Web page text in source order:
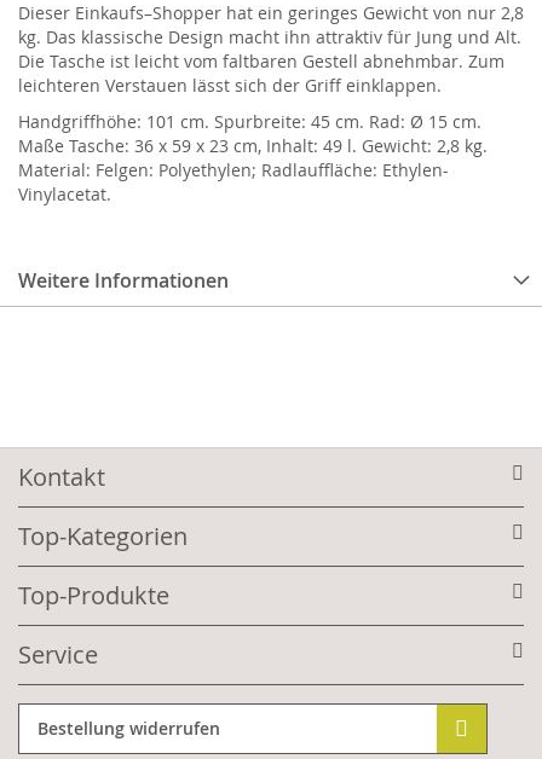
Weitere Informationen
Dieser Einkaufs–Shopper hat ein geringes Gewicht von nur 2,8
kg. Das klassische Design macht ihn attraktiv für Jung und Alt.
Die Tasche ist leicht vom faltbaren Gestell abnehmbar. Zum
leichteren Verstauen lässt sich der Griff einklappen.
Handgriffhöhe: 101 cm. Spurbreite: 45 cm. Rad: Ø 15 cm.
Maße Tasche: 36 x 59 x 23 cm, Inhalt: 49 l. Gewicht: 2,8 kg.
Material: Felgen: Polyethylen; Radlauffläche: Ethylen-
Vinylacetat.
Kontakt
Top-Kategorien
Top-Produkte
Service
Bestellung widerrufen